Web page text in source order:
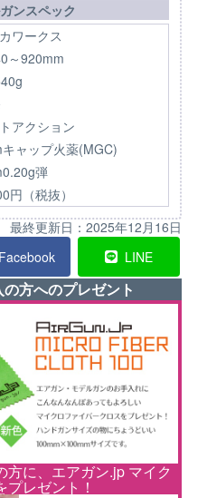
ンスペック
ワークス
～920mm
アクション
ャップ火薬(MGC)
弾
円（税抜）
最終更新日： 2025年12月16日
Facebook LINE
方へのプレゼント
方に、エアガン.jp マイク
レゼント！